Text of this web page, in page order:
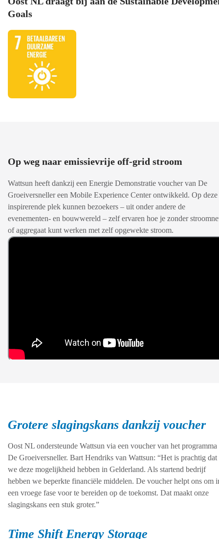
Goals
Op weg naar emissievrije off-grid stroom
Wattsun heeft dankzij een Energie Demonstratie voucher van De
Groeiversneller een Mobile Experience Center ontwikkeld. Op deze
inspirerende plek kunnen bezoekers – uit onder andere de
evenementen- en bouwwereld – zelf ervaren hoe je zonder
of aggregaat kunt werken met zelf opgewekte stroom.
Grotere slagingskans dankzij voucher
Oost NL ondersteunde Wattsun via een voucher van het programma
De Groeiversneller. Bart Hendriks van Wattsun: “Het is prachtig dat
we deze mogelijkheid hebben in Gelderland. Als startend bedrijf
hebben we beperkte financiële middelen. De voucher helpt ons om
een vroege fase voor te bereiden op de toekomst. Dat maakt onze
slagingskans een stuk groter.”
Time Shift Energy Storage